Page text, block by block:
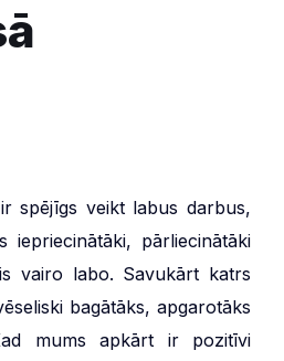
spējīgs veikt labus darbus,
iepriecinātāki, pārliecinātāki
vairo labo. Savukārt katrs
bagātāks, apgarotāks
mums apkārt ir pozitīvi